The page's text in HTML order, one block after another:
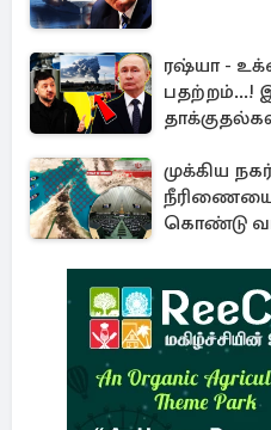
ரஷ்யா -
பதற்றம்...!
முக்கிய
நீரிணையை
கொண்டு வர